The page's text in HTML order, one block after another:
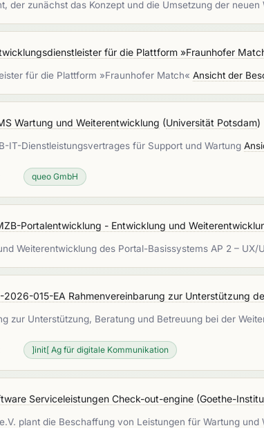
der zunächst das Konzept und die Umsetzung der
für die Plattform »Fraunhofer
für die Plattform »Fraunhofer Match« Ansicht der
Wartung und Weiterentwicklung (Universität Potsdam)
IT-Dienstleistungsvertrages für Support und Wartung
queo GmbH
Portalentwicklung - Entwicklung und
Weiterentwicklung des Portal-Basissystems AP 2 –
2026-015-EA Rahmenvereinbarung zur Unterstützung
zur Unterstützung, Beratung und Betreuung bei der
]init[ Ag für digitale Kommunikation
Serviceleistungen Check-out-engine (Goethe-
plant die Beschaffung von Leistungen für Wartung